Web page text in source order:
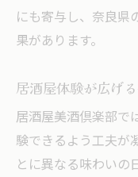
にも寄与し、奈良県
果があります。
居酒屋体験が広げ
居酒屋美酒倶楽部で
験できるよう工夫が
とに異なる味わいの